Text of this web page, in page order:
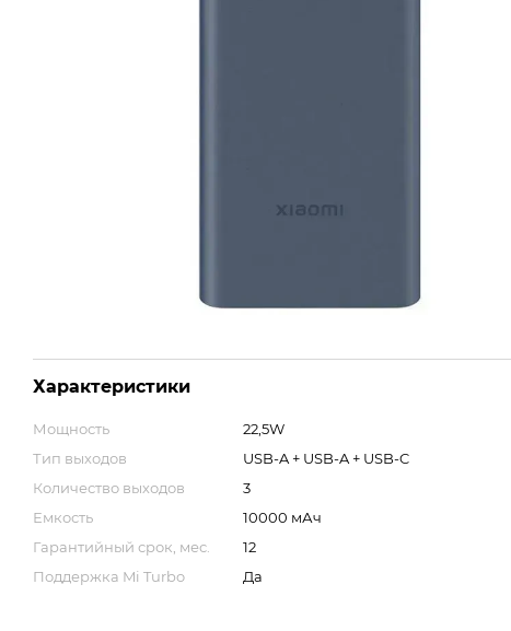
Характеристики
Мощность
22,5W
Тип выходов
USB-A + USB-A + USB-C
Количество выходов
3
Емкость
10000 мАч
Гарантийный срок, мес.
12
Поддержка Mi Turbo
Да